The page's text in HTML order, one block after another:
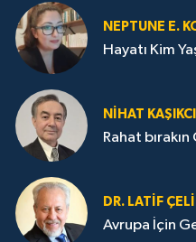
NEPTUNE E.
Hayatı Kim
NİHAT KAŞIKCI
Rahat
DR. LATİF
Avrupa İçin